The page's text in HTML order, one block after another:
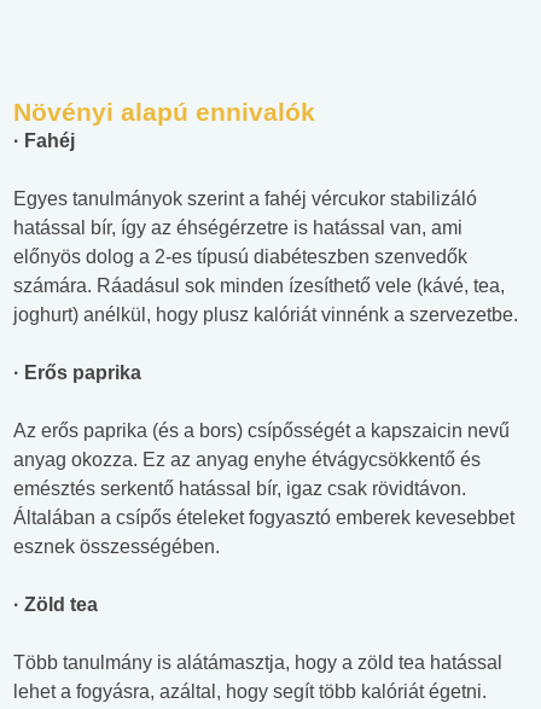
Növényi alapú ennivalók
· Fahéj
Egyes tanulmányok szerint a fahéj vércukor stabilizáló
hatással bír, így az éhségérzetre is hatással van, ami
előnyös dolog a 2-es típusú diabéteszben szenvedők
számára. Ráadásul sok minden ízesíthető vele (kávé, tea,
joghurt) anélkül, hogy plusz kalóriát vinnénk a szervezetbe.
· Erős paprika
Az erős paprika (és a bors) csípősségét a kapszaicin nevű
anyag okozza. Ez az anyag enyhe étvágycsökkentő és
emésztés serkentő hatással bír, igaz csak rövidtávon.
Általában a csípős ételeket fogyasztó emberek kevesebbet
esznek összességében.
· Zöld tea
Több tanulmány is alátámasztja, hogy a zöld tea hatással
lehet a fogyásra, azáltal, hogy segít több kalóriát égetni.